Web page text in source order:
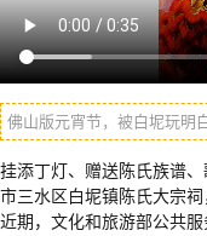
佛山版元宵节，被白坭玩明
挂添丁灯、赠送陈氏族谱
市三水区白坭镇陈氏大宗祠
近期，文化和旅游部公共